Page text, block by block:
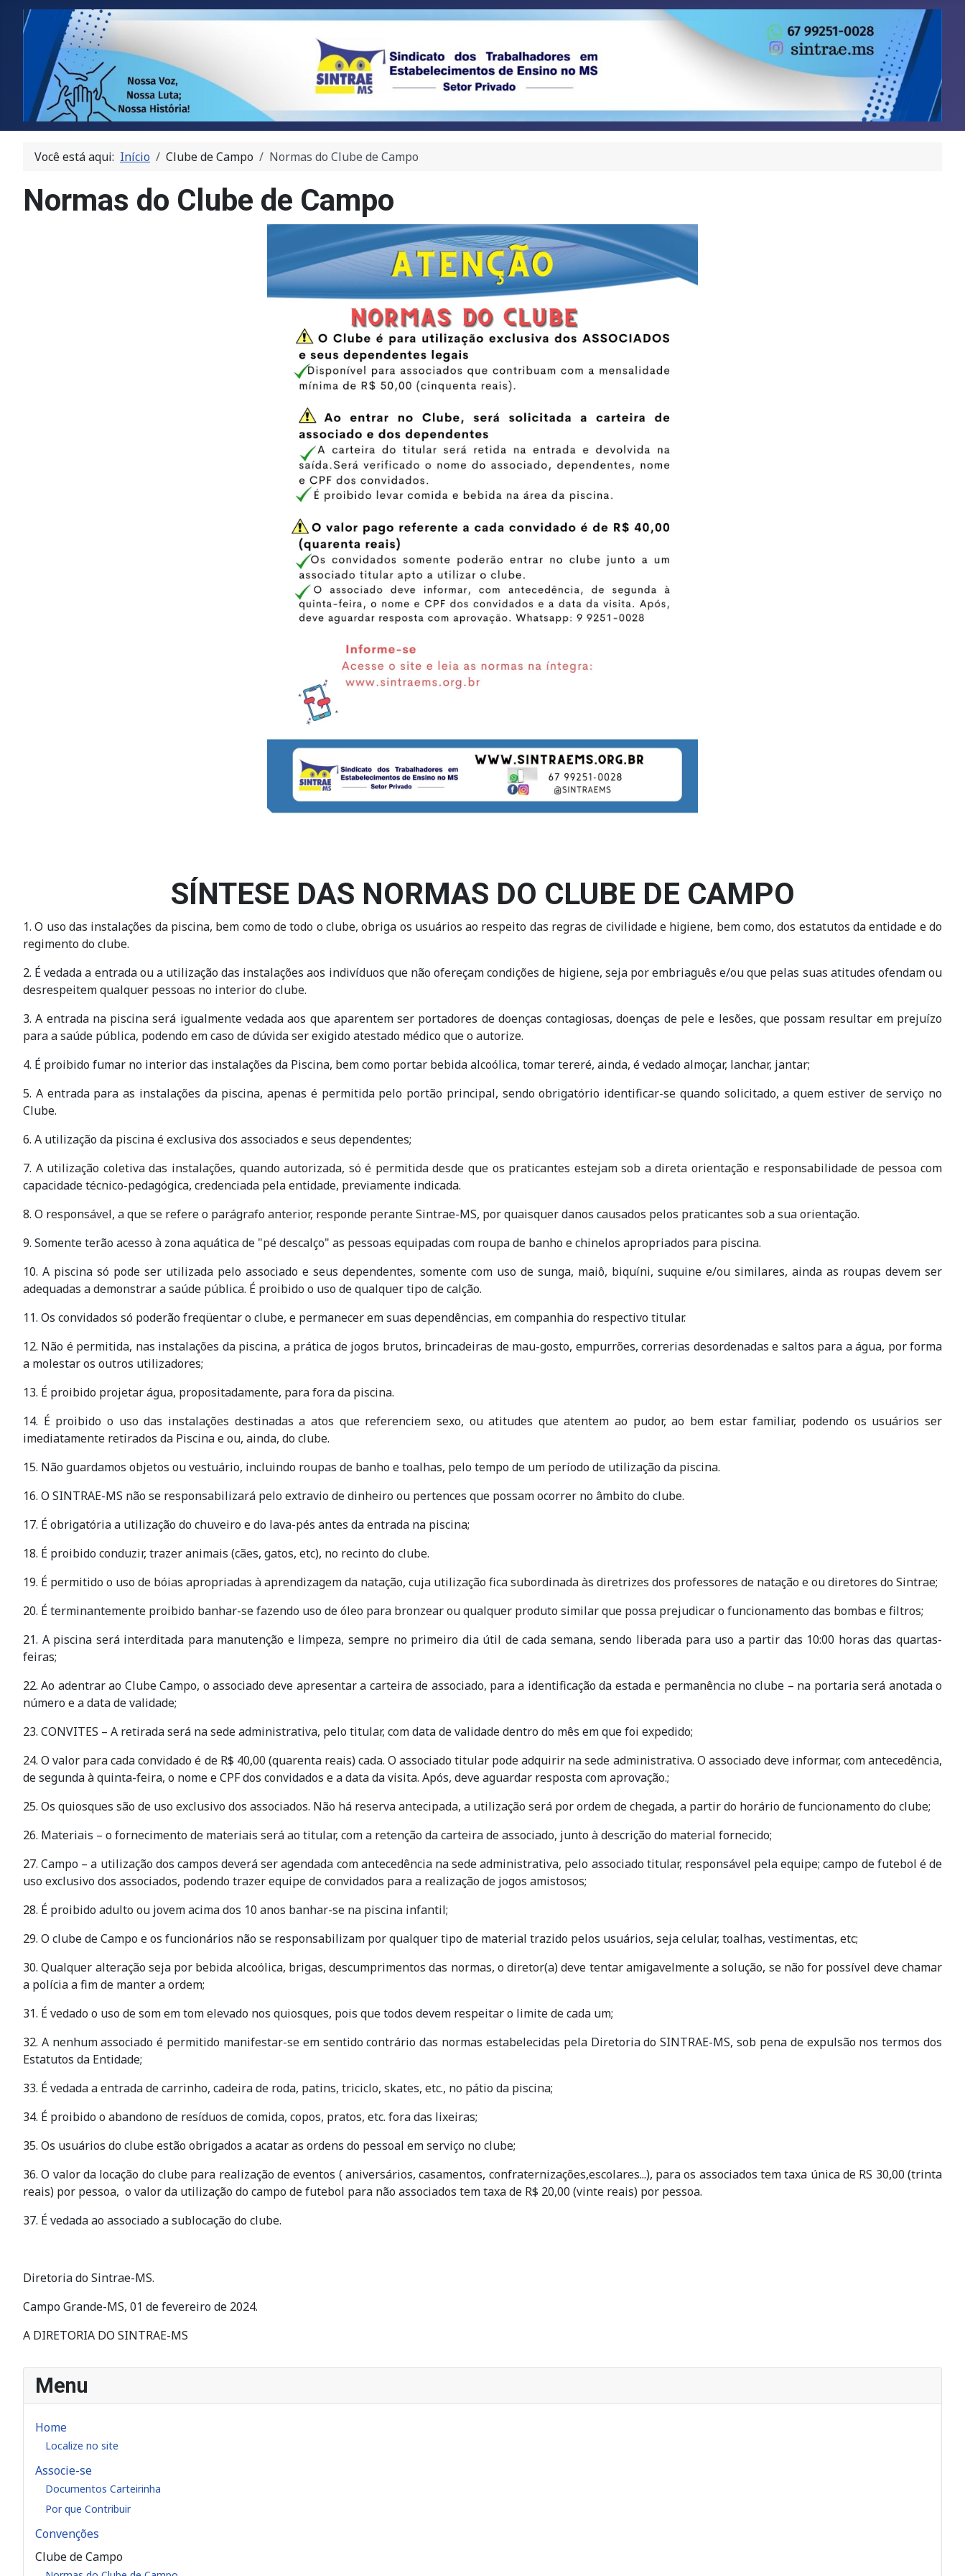
Menu
Home
Localize no site
Associe-se
Documentos Carteirinha
Por que Contribuir
Convenções
Clube de Campo
Você está aqui: Início Clube de Campo Normas do Clube de Campo
Normas do Clube de Campo
SÍNTESE DAS NORMAS DO CLUBE DE CAMPO
1. O uso das instalações da piscina, bem como de todo o clube, obriga os usuários ao respeito das regras de civilidade e higiene, bem como, dos estatutos da entidade e do
regimento do clube.
2. É vedada a entrada ou a utilização das instalações aos indivíduos que não ofereçam condições de higiene, seja por embriaguês e/ou que pelas suas atitudes ofendam ou
desrespeitem qualquer pessoas no interior do clube.
3. A entrada na piscina será igualmente vedada aos que aparentem ser portadores de doenças contagiosas, doenças de pele e lesões, que possam resultar em prejuízo
para a saúde pública, podendo em caso de dúvida ser exigido atestado médico que o autorize.
4. É proibido fumar no interior das instalações da Piscina, bem como portar bebida alcoólica, tomar tereré, ainda, é vedado almoçar, lanchar, jantar;
5. A entrada para as instalações da piscina, apenas é permitida pelo portão principal, sendo obrigatório identificar-se quando solicitado, a quem estiver de serviço no
Clube.
6. A utilização da piscina é exclusiva dos associados e seus dependentes;
7. A utilização coletiva das instalações, quando autorizada, só é permitida desde que os praticantes estejam sob a direta orientação e responsabilidade de pessoa com
capacidade técnico-pedagógica, credenciada pela entidade, previamente indicada.
8. O responsável, a que se refere o parágrafo anterior, responde perante Sintrae-MS, por quaisquer danos causados pelos praticantes sob a sua orientação.
9. Somente terão acesso à zona aquática de "pé descalço" as pessoas equipadas com roupa de banho e chinelos apropriados para piscina.
10. A piscina só pode ser utilizada pelo associado e seus dependentes, somente com uso de sunga, maiô, biquíni, suquine e/ou similares, ainda as roupas devem ser
adequadas a demonstrar a saúde pública. É proibido o uso de qualquer tipo de calção.
11. Os convidados só poderão freqüentar o clube, e permanecer em suas dependências, em companhia do respectivo titular.
12. Não é permitida, nas instalações da piscina, a prática de jogos brutos, brincadeiras de mau-gosto, empurrões, correrias desordenadas e saltos para a água, por forma
a molestar os outros utilizadores;
13. É proibido projetar água, propositadamente, para fora da piscina.
14. É proibido o uso das instalações destinadas a atos que referenciem sexo, ou atitudes que atentem ao pudor, ao bem estar familiar, podendo os usuários ser
imediatamente retirados da Piscina e ou, ainda, do clube.
15. Não guardamos objetos ou vestuário, incluindo roupas de banho e toalhas, pelo tempo de um período de utilização da piscina.
16. O SINTRAE-MS não se responsabilizará pelo extravio de dinheiro ou pertences que possam ocorrer no âmbito do clube.
17. É obrigatória a utilização do chuveiro e do lava-pés antes da entrada na piscina;
18. É proibido conduzir, trazer animais (cães, gatos, etc), no recinto do clube.
19. É permitido o uso de bóias apropriadas à aprendizagem da natação, cuja utilização fica subordinada às diretrizes dos professores de natação e ou diretores do Sintrae;
20. É terminantemente proibido banhar-se fazendo uso de óleo para bronzear ou qualquer produto similar que possa prejudicar o funcionamento das bombas e filtros;
21. A piscina será interditada para manutenção e limpeza, sempre no primeiro dia útil de cada semana, sendo liberada para uso a partir das 10:00 horas das quartas-
feiras;
22. Ao adentrar ao Clube Campo, o associado deve apresentar a carteira de associado, para a identificação da estada e permanência no clube – na portaria será anotada o
número e a data de validade;
23. CONVITES – A retirada será na sede administrativa, pelo titular, com data de validade dentro do mês em que foi expedido;
24. O valor para cada convidado é de R$ 40,00 (quarenta reais) cada. O associado titular pode adquirir na sede administrativa. O associado deve informar, com antecedência,
de segunda à quinta-feira, o nome e CPF dos convidados e a data da visita. Após, deve aguardar resposta com aprovação.;
25. Os quiosques são de uso exclusivo dos associados. Não há reserva antecipada, a utilização será por ordem de chegada, a partir do horário de funcionamento do clube;
26. Materiais – o fornecimento de materiais será ao titular, com a retenção da carteira de associado, junto à descrição do material fornecido;
27. Campo – a utilização dos campos deverá ser agendada com antecedência na sede administrativa, pelo associado titular, responsável pela equipe; campo de futebol é de
uso exclusivo dos associados, podendo trazer equipe de convidados para a realização de jogos amistosos;
28. É proibido adulto ou jovem acima dos 10 anos banhar-se na piscina infantil;
29. O clube de Campo e os funcionários não se responsabilizam por qualquer tipo de material trazido pelos usuários, seja celular, toalhas, vestimentas, etc;
30. Qualquer alteração seja por bebida alcoólica, brigas, descumprimentos das normas, o diretor(a) deve tentar amigavelmente a solução, se não for possível deve chamar
a polícia a fim de manter a ordem;
31. É vedado o uso de som em tom elevado nos quiosques, pois que todos devem respeitar o limite de cada um;
32. A nenhum associado é permitido manifestar-se em sentido contrário das normas estabelecidas pela Diretoria do SINTRAE-MS, sob pena de expulsão nos termos dos
Estatutos da Entidade;
33. É vedada a entrada de carrinho, cadeira de roda, patins, triciclo, skates, etc., no pátio da piscina;
34. É proibido o abandono de resíduos de comida, copos, pratos, etc. fora das lixeiras;
35. Os usuários do clube estão obrigados a acatar as ordens do pessoal em serviço no clube;
36. O valor da locação do clube para realização de eventos ( aniversários, casamentos, confraternizações,escolares...), para os associados tem taxa única de RS 30,00 (trinta
reais) por pessoa, o valor da utilização do campo de futebol para não associados tem taxa de R$ 20,00 (vinte reais) por pessoa.
37. É vedada ao associado a sublocação do clube.
Diretoria do Sintrae-MS.
Campo Grande-MS, 01 de fevereiro de 2024.
A DIRETORIA DO SINTRAE-MS